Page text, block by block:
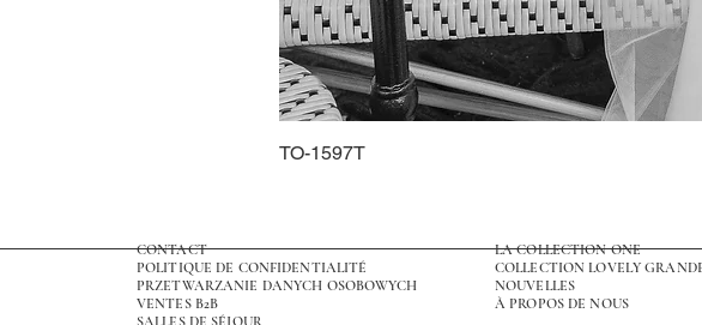
TO-1597T
CONTACT
LA COLLECTION ONE
POLITIQUE DE CONFIDENTIALITÉ
COLLECTION LOVELY
NOUVELLES
PRZETWARZANIE DANYCH OSOBOWYCH
VENTES B2B
À PROPOS DE NOUS
SALLES DE SÉJOUR